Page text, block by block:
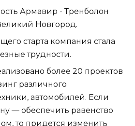
Армавир - Тренболон
Новгород.
старта компания стала
трудности.
более 20 проектов
различного
автомобилей. Если
— обеспечить равенство
то придется изменить